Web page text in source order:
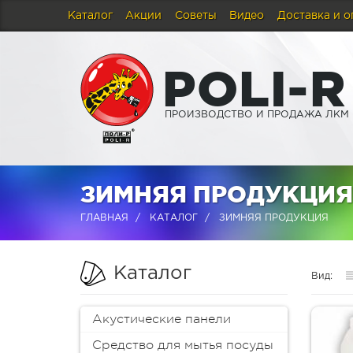
Каталог Акции Советы Видео Доставка и
POLI-R
ПРОИЗВОДСТВО И ПРОДАЖА ЛКМ
ЗИМНЯЯ
ГЛАВНАЯ КАТАЛОГ ЗИМНЯЯ ПРОДУКЦИЯ
Каталог
Акустические панели
Средство для мытья посуды
Вид: